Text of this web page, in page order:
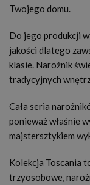
Twojego domu.
Do jego produkcji
jakości dlatego
klasie. Narożnik
tradycyjnych
Cała seria
ponieważ właśnie
majstersztykiem
Kolekcja Toscania
trzyosobowe,